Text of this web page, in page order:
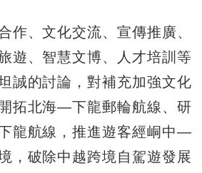
、文化交流、宣傳推廣、
遊、智慧文博、人才培訓等
誠的討論，對補充加強文化
拓北海—下龍郵輪航線、研
龍航線，推進遊客經峒中—
，破除中越跨境自駕遊發展